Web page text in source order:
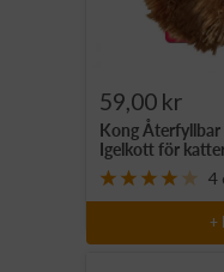
Rea-
pris
59,00 kr
Kong
Igelkott för
4
+